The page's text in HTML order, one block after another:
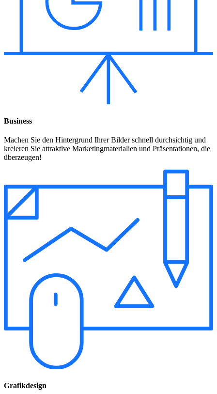
Business
Machen Sie den Hintergrund Ihrer Bilder schnell durchsichtig und
kreieren Sie attraktive Marketingmaterialien und Präsentationen, die
überzeugen!
Grafikdesign